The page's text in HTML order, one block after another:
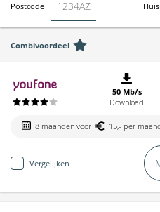
Postcode
Combivoordeel
50 Mb/s
Download
8 maanden voor 15,- per
Vergelijken